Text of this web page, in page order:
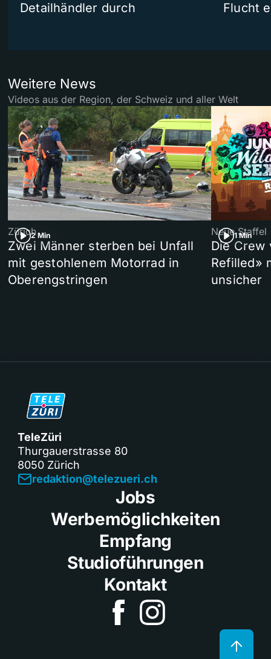
Detailhändler durch
Flucht
Weitere News
Videos aus der Region, der Schweiz und aller Welt
2 Min
Zürich
Zwei Männer sterben bei Unfall
mit gestohlenem Motorrad in
Oberengstringen
1 Min
Neue Staffel
Die Crew
Refilled»
unsicher
TeleZüri
Thurgauerstrasse 80
8050 Zürich
redaktion@telezueri.ch
Jobs
Werbemöglichkeiten
Empfang
Studioführungen
Kontakt